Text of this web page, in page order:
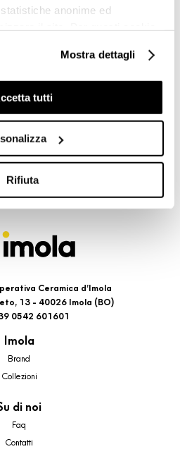
anonime ed
marketing: sono utilizzati, solo
esaminare le tue abitudini di
avvisi pubblicitari mirati, in
uno dei bottoni sotto
dettagli visionando
La chiusura del presente
dei soli cookie tecnici ed
scelte in qualsiasi momento,
nel footer.
Mostra dettagli
tutti
Rifiuta
Ceramica d’Imola
13 - 40026 Imola (BO)
0542 601601
Imola
Brand
Collezioni
di noi
Faq
Contatti